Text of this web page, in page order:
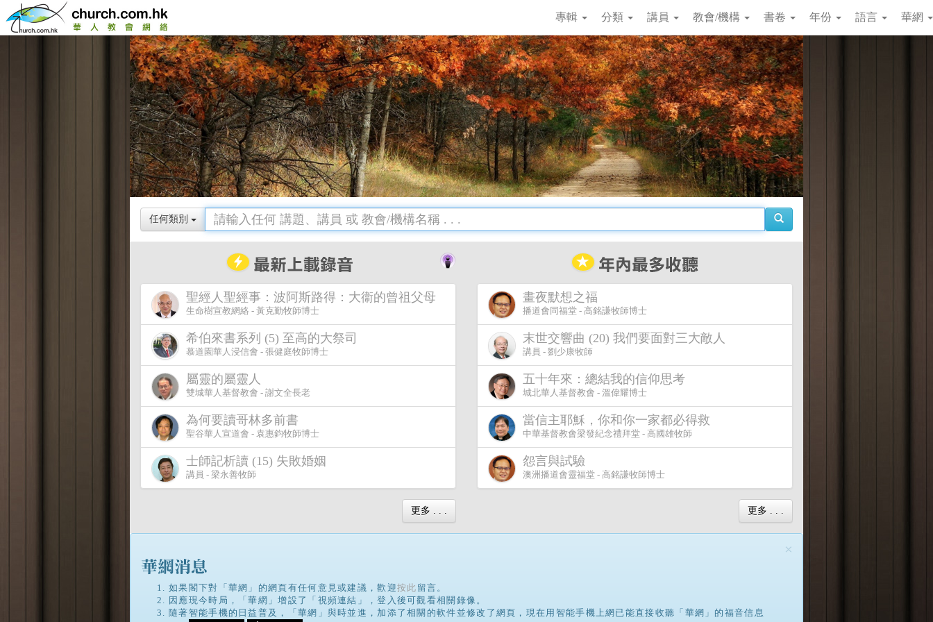
專輯 分類 講員 教會/機構 書卷 年份 語言 華網
任何類別
聖經人聖經事：波阿斯路得：大衞的曾祖父母
生命樹宣教網絡 - 黃克勤牧師博士
希伯來書系列 (5) 至高的大祭司
慕道園華人浸信會 - 張健庭牧師博士
屬靈的屬靈人
雙城華人基督教會 - 謝文全長老
為何要讀哥林多前書
聖谷華人宣道會 - 袁惠鈞牧師博士
士師記析讀 (15) 失敗婚姻
講員 - 梁永善牧師
更多 . . .
畫夜默想之福
播道會同福堂 - 高銘謙牧師博士
末世交響曲 (20) 我們要面對三大敵人
講員 - 劉少康牧師
五十年來：總結我的信仰思考
城北華人基督教會 - 溫偉耀博士
當信主耶穌，你和你一家都必得救
中華基督教會梁發紀念禮拜堂 - 高國雄牧師
怨言與試驗
澳洲播道會靈福堂 - 高銘謙牧師博士
更多 . . .
×
如果閣下對「華網」的網頁有任何意見或建議，歡迎按此 留言。
因應現今時局，「華網」增設了「視頻連結」，登入後可觀看相關錄像。
隨著智能手機的日益普及，「華網」與時並進，加添了相關的軟件並修改了網頁，現在用智能手機上網已能直接收聽「華網」的福音信息